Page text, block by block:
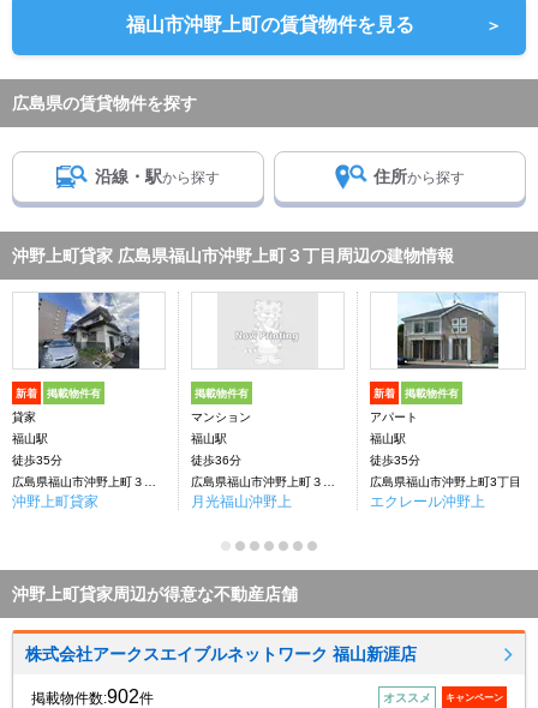
福山市沖野上町の賃貸物件を見る ＞
広島県の賃貸物件を探す
沿線・駅から探す 住所から探す
沖野上町貸家 広島県福山市沖野上町３丁目周辺の建物情報
新着 掲載物件有
貸家
福山駅
徒歩35分
沖野上町貸家
掲載物件有
マンション
福山駅
徒歩36分
月光福山沖野上
新着 掲載物件有
アパート
福山駅
徒歩35分
広島県福山市沖野上町3丁目
エクレール沖野上
沖野上町貸家周辺が得意な不動産店舗
株式会社アークスエイブルネットワーク 福山新涯店
掲載物件数:902件 オススメ キャンペーン